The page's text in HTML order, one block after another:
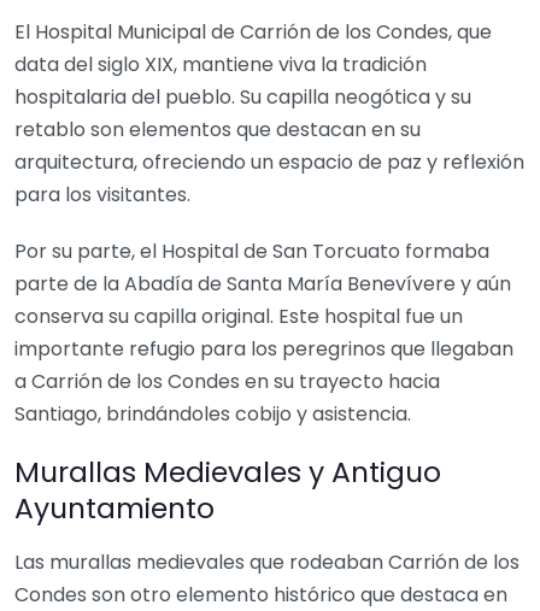
El Hospital Municipal de Carrión de los Condes, que
data del siglo XIX, mantiene viva la tradición
hospitalaria del pueblo. Su capilla neogótica y su
retablo son elementos que destacan en su
arquitectura, ofreciendo un espacio de paz y reflexión
para los visitantes.
Por su parte, el Hospital de San Torcuato formaba
parte de la Abadía de Santa María Benevívere y aún
conserva su capilla original. Este hospital fue un
importante refugio para los peregrinos que llegaban
a Carrión de los Condes en su trayecto hacia
Santiago, brindándoles cobijo y asistencia.
Murallas Medievales y Antiguo
Ayuntamiento
Las murallas medievales que rodeaban Carrión de los
Condes son otro elemento histórico que destaca en